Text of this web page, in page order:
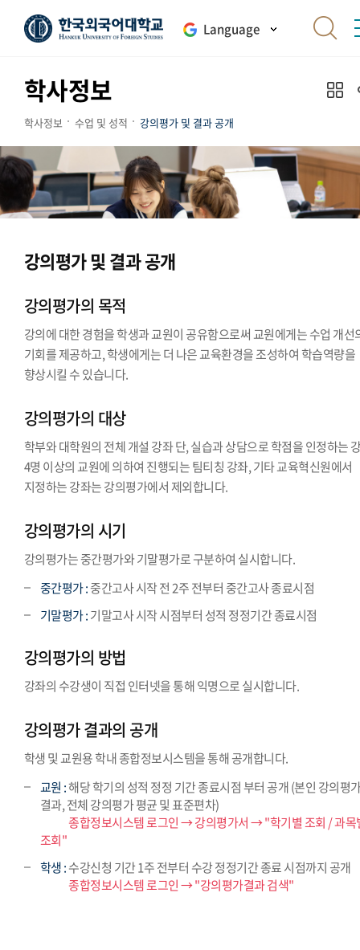
Language
학사정보
학사정보 수업 및 성적 강의평가 및 결과 공개
강의평가 및 결과 공개
강의평가의 목적
강의에 대한 경험을 학생과 교원이 공유함으로써 교원에게는 수업 개선
기회를 제공하고, 학생에게는 더 나은 교육환경을 조성하여 학습역량을
향상시킬 수 있습니다.
강의평가의 대상
학부와 대학원의 전체 개설 강좌 단, 실습과 상담으로 학점을 인정하는
4명 이상의 교원에 의하여 진행되는 팀티칭 강좌, 기타 교육혁신원에서
지정하는 강좌는 강의평가에서 제외합니다.
강의평가의 시기
강의평가는 중간평가와 기말평가로 구분하여 실시합니다.
중간평가 :중간고사 시작 전 2주 전부터 중간고사 종료시점
기말평가 :기말고사 시작 시점부터 성적 정정기간 종료시점
강의평가의 방법
강좌의 수강생이 직접 인터넷을 통해 익명으로 실시합니다.
강의평가 결과의 공개
학생 및 교원용 학내 종합정보시스템을 통해 공개합니다.
교원 :해당 학기의 성적 정정 기간 종료시점 부터 공개 (본인 강의평
결과, 전체 강의평가 평균 및 표준편차)
교원 :종합정보시스템 로그인 → 강의평가서 → "학기별 조회 / 과목
조회"
학생 :수강신청 기간 1주 전부터 수강 정정기간 종료 시점까지 공개
학생 :종합정보시스템 로그인 → "강의평가결과 검색"